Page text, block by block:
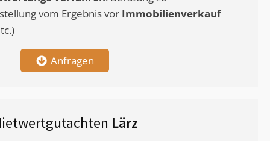
vom Ergebnis vor Immobilienverkauf
Anfragen
Lärz